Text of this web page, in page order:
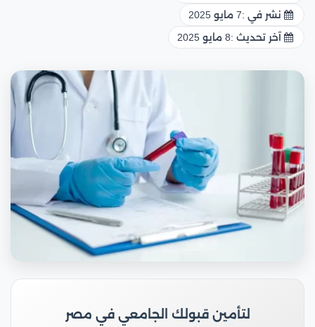
نشر في :7 مايو 2025
آخر تحديث :8 مايو 2025
لتأمين قبولك الجامعي في مصر